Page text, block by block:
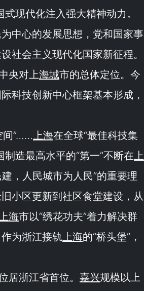
现代化注入强大精神动力。
中心的发展思想，党和国家事
社会主义现代化国家新征程。
央对上海城市的总体定位。今
科技创新中心框架基本形成，
间”……上海在全球“最佳科技集
制造最高水平的“第一”不断在上
，人民城市为人民”的重要理
小区更新到社区食堂建设，从
海市以“绣花功夫”着力解决群
为浙江接轨上海的“桥头堡”，
浙江省首位。 嘉兴规模以上